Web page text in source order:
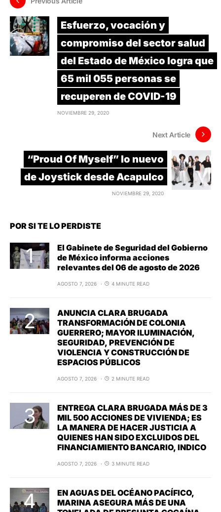
Esfuerzo, vocación y
compromiso del sector salud
del Estado de México logra que
65 mil 055 personas se
recuperen de COVID-19
NOVIEMBRE 29, 2020
Next Article
“Proud Of Myself” lo nuevo
de Joystick desde Acapulco
NOVIEMBRE 29, 2020
POR SI TE LO PERDISTE
El Gabinete de Seguridad del Gobierno
de México informa acciones
relevantes del 06 de agosto de 2026
AGOSTO 7, 2026 4 MINUTE READ
ANUNCIA CLARA BRUGADA
TRANSFORMACIÓN DE COLONIA
GUERRERO; MAYOR ILUMINACIÓN,
SEGURIDAD, PREVENCIÓN DE
VIOLENCIA Y CONSTRUCCIÓN DE
ESPACIOS PÚBLICOS
AGOSTO 7, 2026 2 MINUTE READ
ENTREGA CLARA BRUGADA MÁS DE 3
MIL 500 ACCIONES DE VIVIENDA; ES
LA MANERA DE HACER JUSTICIA A
QUIENES HAN SIDO EXCLUIDOS DEL
FINANCIAMIENTO BANCARIO, INDICO
AGOSTO 7, 2026 3 MINUTE READ
EN AGUAS DEL OCÉANO PACÍFICO,
MARINA ASEGURA MÁS DE UNA